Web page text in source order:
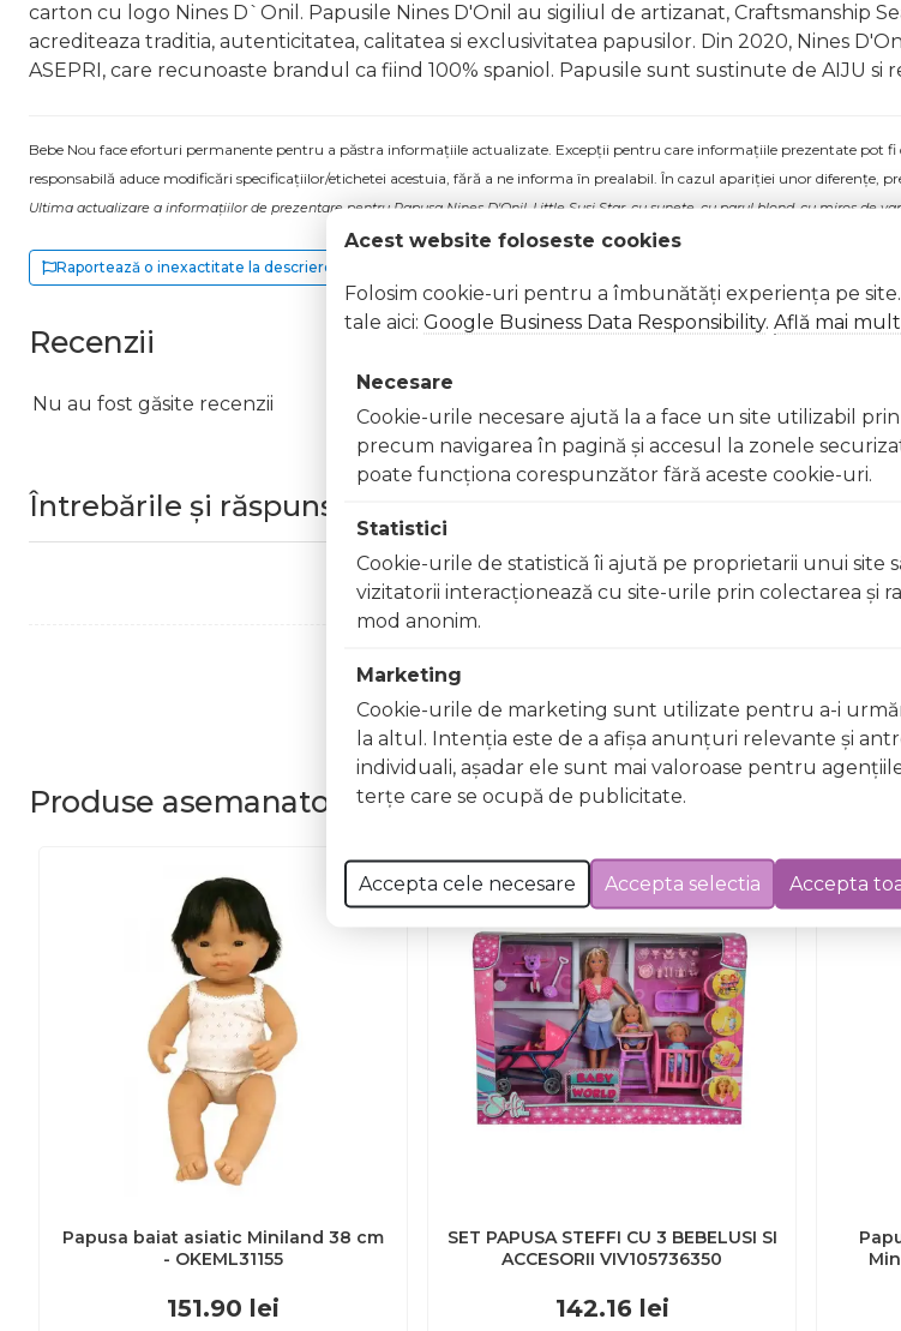
carton cu logo Nines D`Onil. Papusile Nines D'Onil au sigiliul de artizanat, Craftsmanship
acrediteaza traditia, autenticitatea, calitatea si exclusivitatea papusilor. Din 2020, Nines
ASEPRI, care recunoaste brandul ca fiind 100% spaniol. Papusile sunt sustinute de AIJU
Bebe Nou face eforturi permanente pentru a păstra informațiile actualizate. Excepții pentru care informațiile prezentate pot
responsabilă aduce modificări specificațiilor/etichetei acestuia, fără a ne informa în prealabil. În cazul apariției unor diferențe,
Ultima actualizare a informațiilor de prezentare pentru Papusa Nines D'Onil, Little Susi Star, cu sunete, cu parul blond, cu miros de
Raportează o inexactitate la descriere
Recenzii
Nu au fost găsite recenzii
Întrebările și răspunsurile clienților
Produse asemanatoare
Papusa baiat asiatic Miniland 38 cm
- OKEML31155
151.90 lei
SET PAPUSA STEFFI CU 3 BEBELUSI SI
ACCESORII VIV105736350
142.16 lei
Acest website foloseste cookies
Folosim cookie-uri pentru a îmbunătăți experiența pe
tale aici: Google Business Data Responsibility. Află mai mult
Necesare
Cookie-urile necesare ajută la a face un site utilizabil
precum navigarea în pagină şi accesul la zonele
poate funcţiona corespunzător fără aceste cookie-uri.
Statistici
Cookie-urile de statistică îi ajută pe proprietarii unui site
vizitatorii interacţionează cu site-urile prin colectarea şi
mod anonim.
Marketing
Cookie-urile de marketing sunt utilizate pentru a-i
la altul. Intenţia este de a afişa anunţuri relevante şi
individuali, aşadar ele sunt mai valoroase pentru
terţe care se ocupă de publicitate.
Accepta cele necesare Accepta selectia Accepta